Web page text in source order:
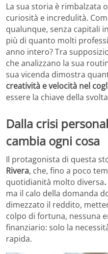
La sua storia è rimbalzata
curiosità e incredulità.
qualunque, senza capitali
più di quanto molti
anno intero? Tra
che analizzano la sua
sua vicenda dimostra
creatività e velocità nel
essere la chiave della
Dalla crisi
cambia ogni cosa
Il protagonista di questa
Rivera, che, fino a poco
quotidianità molto diversa
ma il calo della domanda
dimezzato il reddito,
colpo di fortuna, nessuna
finanziario: solo la
rapida.